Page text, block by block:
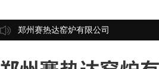
郑州赛热达窑炉有限公司